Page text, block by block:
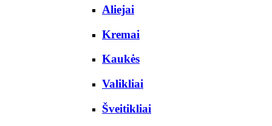
Aliejai
Kremai
Kaukės
Valikliai
Šveitikliai